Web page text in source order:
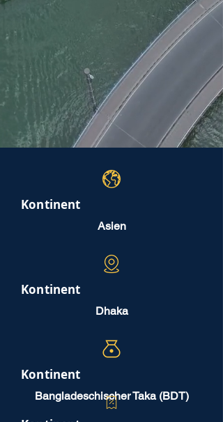
Kontinent
Asien
Kontinent
Dhaka
Kontinent
Bangladeschischer Taka (BDT)